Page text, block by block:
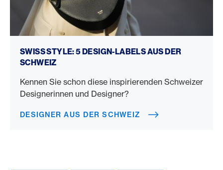
SWISS STYLE: 5 DESIGN-LABELS AUS DER
SCHWEIZ
Kennen Sie schon diese inspirierenden Schweizer
Designerinnen und Designer?
DESIGNER AUS DER SCHWEIZ